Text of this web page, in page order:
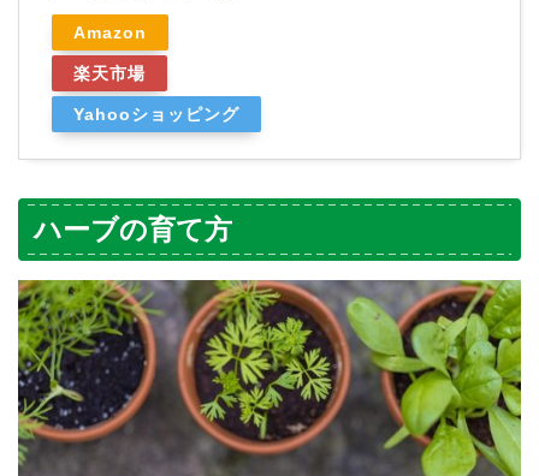
Amazon
楽天市場
Yahooショッピング
ハーブの育て方